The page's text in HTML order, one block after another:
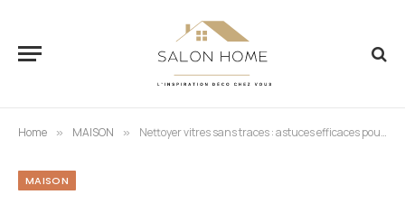
Home » MAISON » Nettoyer vitres sans traces : astuces efficaces pour des vitres parfaitement propres
MAISON